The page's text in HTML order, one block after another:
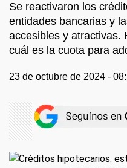
Se reactivaron los
entidades bancarias y
accesibles y atractivas.
cuál es la cuota para
23 de octubre de 2024 -